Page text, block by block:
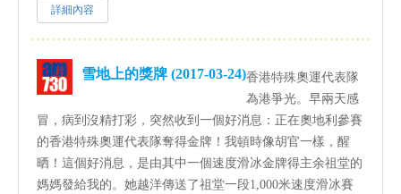
詳細內容
雪地上的獎牌 (2017-03-24)香港特殊奧運代表隊
為港爭光。早兩天感
冒，病到沒精打彩，突然收到一個好消息：正在奧地利參賽
的香港特殊奧運代表隊奪得金牌！我頓時像胡官一樣，醒
晒！這個好消息，是由其中一個速度滑冰金牌得主余祖堂的
媽媽發給我的。她越洋傳送了祖堂一段1,000米速度滑冰賽